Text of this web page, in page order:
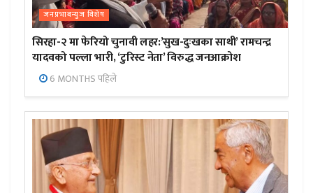
जनप्रभाबन्युज विशेष
सिरहा-२ मा फेरियो चुनावी लहर:’सुख-दुःखका साथी’ रामचन्द्र
यादवको पल्ला भारी, ‘टुरिस्ट नेता’ विरुद्ध जनआक्रोश
6 MONTHS पहिले